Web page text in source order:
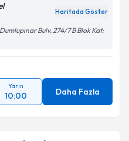
Haritada Göster
Bulv. 274/7 B Blok Kat:
Yarın
10:00 Daha Fazla